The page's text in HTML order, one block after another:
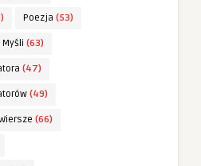
Poezja (53)
Myśli (63)
(47)
(49)
(66)